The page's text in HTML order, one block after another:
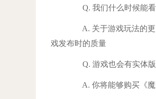
Q. 我们什么时候能看
A. 关于游戏玩法的更
戏发布时的质量
Q. 游戏也会有实体版
A. 你将能够购买《魔